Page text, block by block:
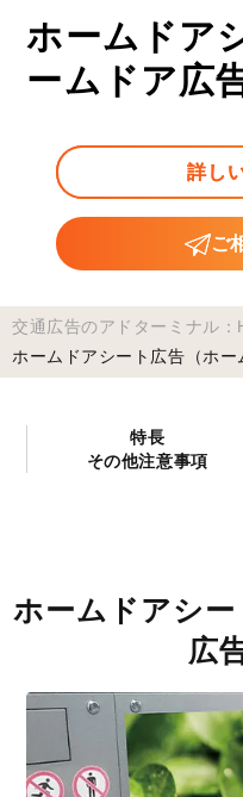
ホームドア
ームドア広
詳し
ご
交通広告のアドターミナル：
ホームドアシート広告（ホー
特長
その他注意事項
ホームドアシ
広